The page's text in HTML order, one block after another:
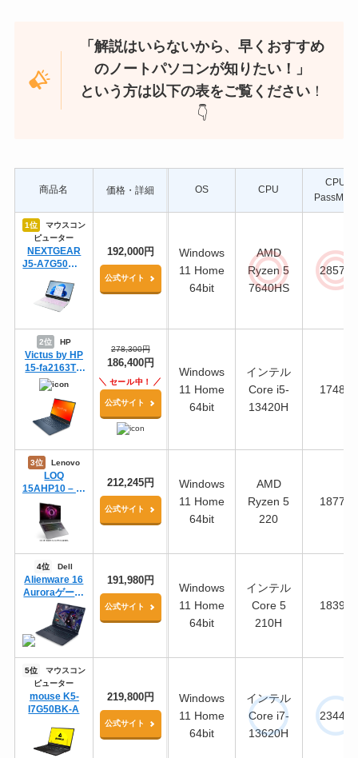
「解説はいらないから、早くおすすめ
のノートパソコンが知りたい！」
という方は以下の表をご覧ください ！
👇
商品名 価格・詳細 OS CPU
CPU
PassMark
1位
マウスコン
ピューター
NEXTGEAR
J5-A7G50WT-
192,000円
公式サイト
Windows
11 Home
64bit
AMD
Ryzen 5
7640HS
28577
2位 HP
Victus by HP
15-fa2163TX
スタンダード
プラスモデル
G2
278,300円
186,400円
セール中！
公式サイト
Windows
11 Home
64bit
インテル
Core i5-
13420H
17488
3位 Lenovo
LOQ
15AHP10 – ル
ナグレー
212,245円
公式サイト
Windows
11 Home
64bit
AMD
Ryzen 5
220
18778
4位 Dell
Alienware 16
Auroraゲーミ
ング ノートパ
ソコン
191,980円
公式サイト
Windows
11 Home
64bit
インテル
Core 5
210H
18393
5位
マウスコン
ピューター
mouse K5-
I7G50BK-A
219,800円
公式サイト
Windows
11 Home
64bit
インテル
Core i7-
13620H
23443